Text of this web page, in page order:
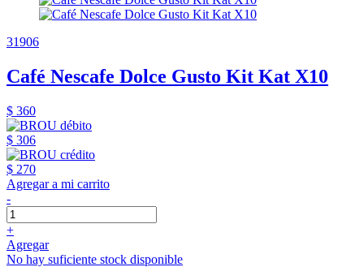
31906
Café Nescafe Dolce Gusto Kit Kat X10
$ 360
$ 306
$ 270
Agregar a mi carrito
-
+
Agregar
No hay suficiente stock disponible